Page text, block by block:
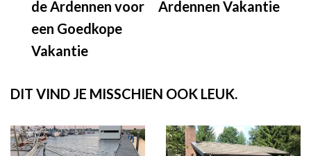
de Ardennen voor
een Goedkope
Vakantie
Ardennen Vakantie
DIT VIND JE MISSCHIEN OOK LEUK.